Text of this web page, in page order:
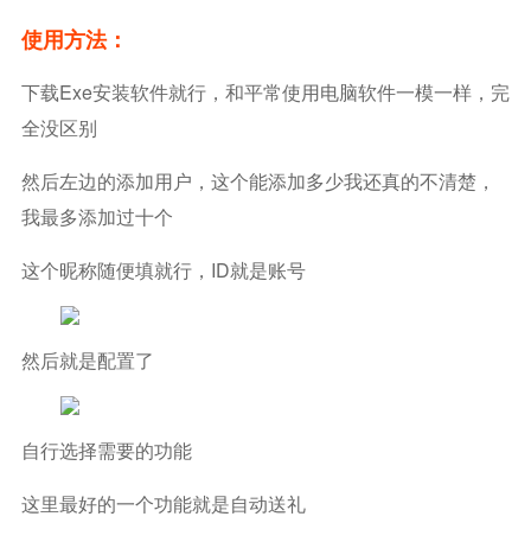
使用方法：
下载exe安装软件就行，和平常使用电脑软件一模一样，完
全没区别
然后左边的添加用户，这个能添加多少我还真的不清楚，
我最多添加过十个
这个昵称随便填就行，ID就是账号
然后就是配置了
自行选择需要的功能
这里最好的一个功能就是自动送礼